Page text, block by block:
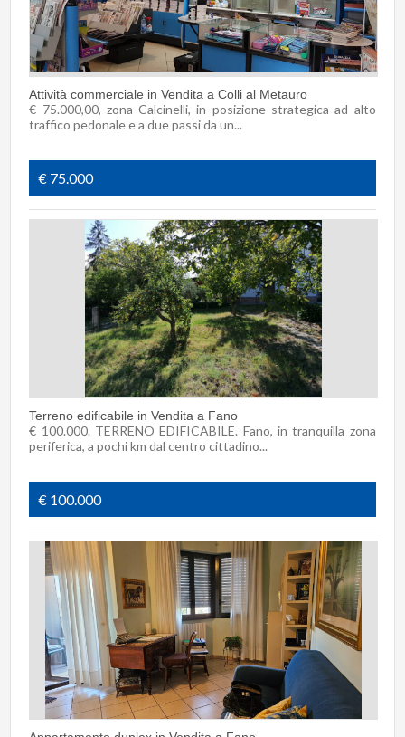
Attività commerciale in Vendita a Colli al Metauro
€ 75.000,00, zona Calcinelli, in posizione strategica ad alto
traffico pedonale e a due passi da un...
€ 75.000
Terreno edificabile in Vendita a Fano
€ 100.000. TERRENO EDIFICABILE. Fano, in tranquilla zona
periferica, a pochi km dal centro cittadino...
€ 100.000